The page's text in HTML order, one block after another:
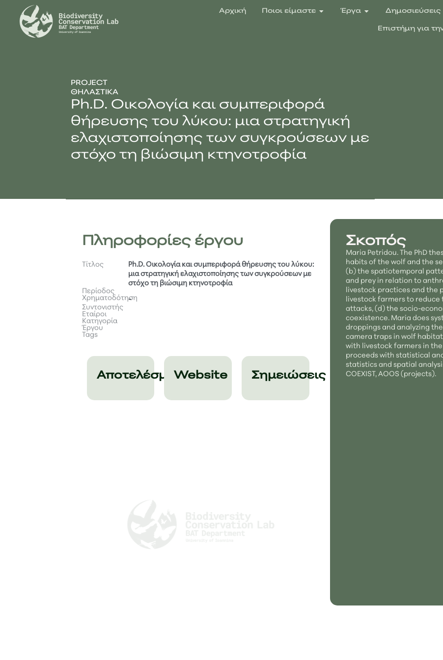
Αρχική Ποιοι είμαστε Έργα Δημοσιεύσεις
Επιστήμη για
PROJECT
ΘΗΛΑΣΤΙΚΆ
Ph.D. Οικολογία και συμπεριφορά
θήρευσης του λύκου: μια στρατηγική
ελαχιστοποίησης των συγκρούσεων με
στόχο τη βιώσιμη κτηνοτροφία
Πληροφορίες έργου
Τίτλος
Ph.D. Οικολογία και συμπεριφορά θήρευσης του λύκου:
μια στρατηγική ελαχιστοποίησης των συγκρούσεων με
στόχο τη βιώσιμη κτηνοτροφία
Περίοδος
Χρηματοδότηση
-
Συντονιστής
Εταίροι
Κατηγορία
Έργου
Tags
ΑποτελέσματαWebsite Σημειώσεις
Σκοπός
Maria Petridou. The PhD
habits of the wolf and the
(b) the spatiotemporal
and prey in relation to
livestock practices and the
livestock farmers to
attacks, (d) the socio-
coexistence. Maria does
droppings and analyzing
camera traps in wolf
with livestock farmers in the
proceeds with statistical
statistics and spatial
COEXIST, AOOS (projects).